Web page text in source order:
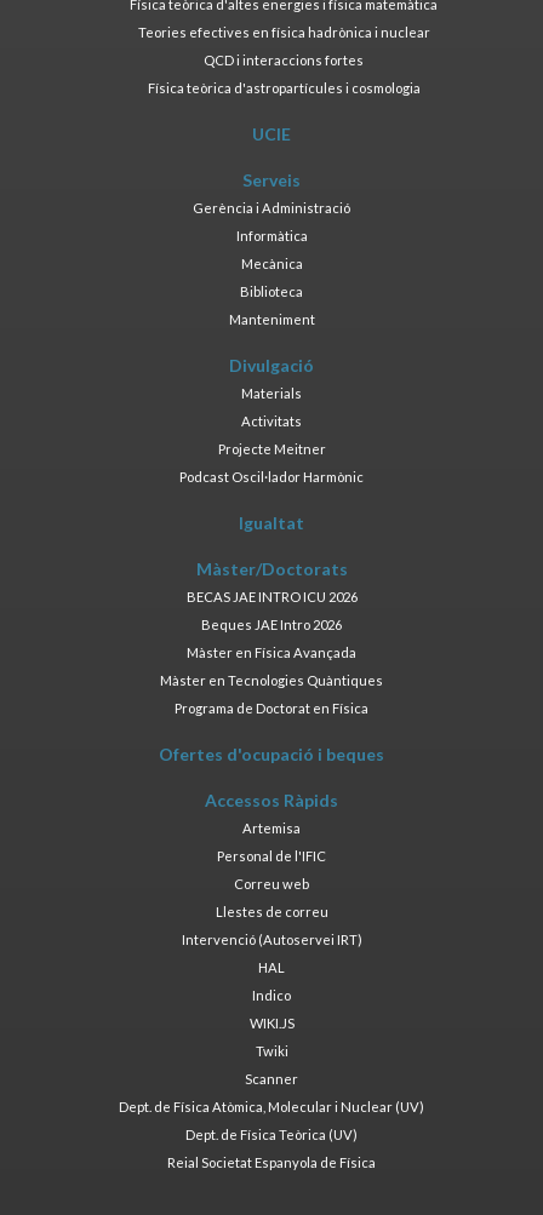
Física teòrica d'altes energies i física matemàtica
Teories efectives en física hadrònica i nuclear
QCD i interaccions fortes
Física teòrica d'astropartícules i cosmologia
UCIE
Serveis
Gerència i Administració
Informàtica
Mecànica
Biblioteca
Manteniment
Divulgació
Materials
Activitats
Projecte Meitner
Podcast Oscil·lador Harmònic
Igualtat
Màster/Doctorats
BECAS JAE INTRO ICU 2026
Beques JAE Intro 2026
Màster en Física Avançada
Màster en Tecnologies Quàntiques
Programa de Doctorat en Física
Ofertes d'ocupació i beques
Accessos Ràpids
Artemisa
Personal de l'IFIC
Correu web
Llestes de correu
Intervenció (Autoservei IRT)
HAL
Indico
WIKI.JS
Twiki
Scanner
Dept. de Física Atòmica, Molecular i Nuclear (UV)
Dept. de Física Teòrica (UV)
Reial Societat Espanyola de Física